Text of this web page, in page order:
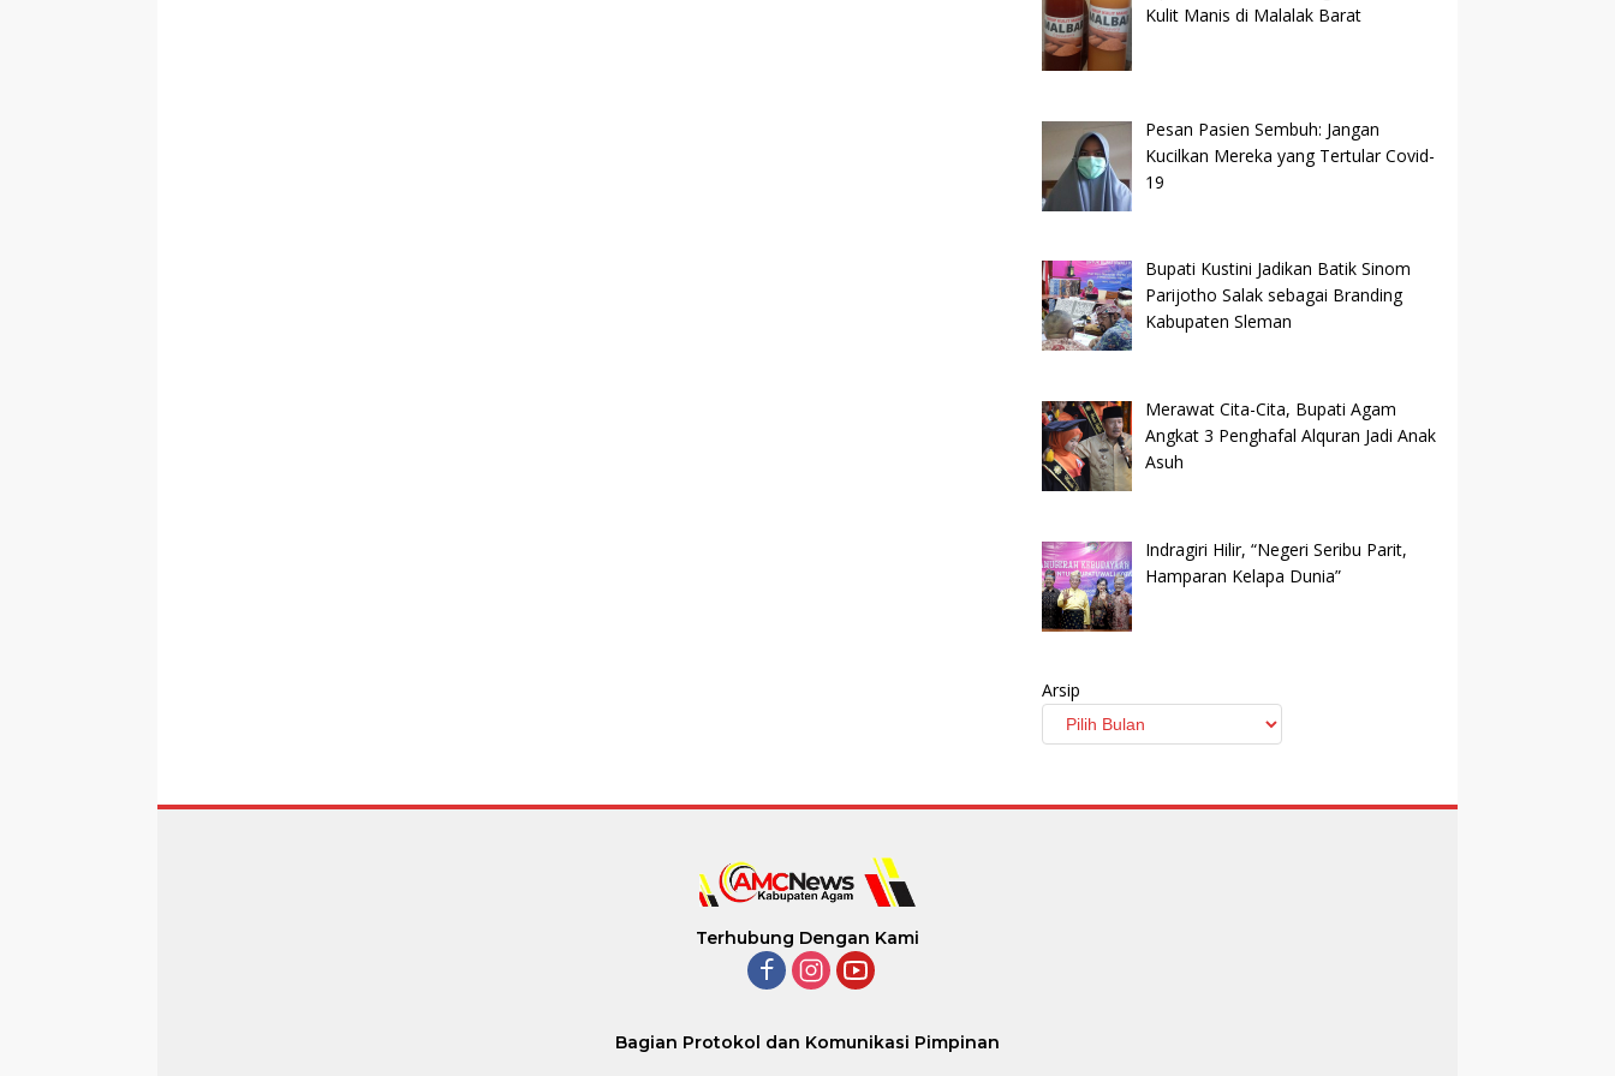
Kulit Manis di Malalak Barat
Pesan Pasien Sembuh: Jangan
Kucilkan Mereka yang Tertular Covid-
19
Bupati Kustini Jadikan Batik Sinom
Parijotho Salak sebagai Branding
Kabupaten Sleman
Merawat Cita-Cita, Bupati Agam
Angkat 3 Penghafal Alquran Jadi Anak
Asuh
Indragiri Hilir, “Negeri Seribu Parit,
Hamparan Kelapa Dunia”
Arsip
Terhubung Dengan Kami
Bagian Protokol dan Komunikasi Pimpinan